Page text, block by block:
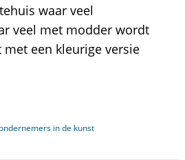
waar veel
veel met modder wordt
een kleurige versie
in de kunst